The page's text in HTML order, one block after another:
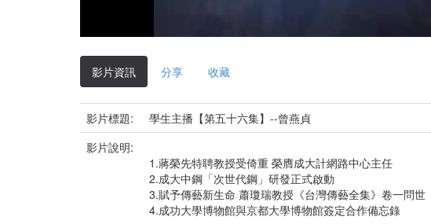
影片資訊 分享 收藏
影片標題:
學生主播【第五十六集】--曾燕貞
影片說明:
1.蔣榮先特聘教授受倚重 榮膺成大計網路中心主任
2.成大中鋼「次世代鋼」研發正式啟動
3.賦予傳藝新生命 蕭瓊瑞教授《台灣傳藝全集》卷一問世
4.成功大學博物館與京都大學博物館簽定合作備忘錄